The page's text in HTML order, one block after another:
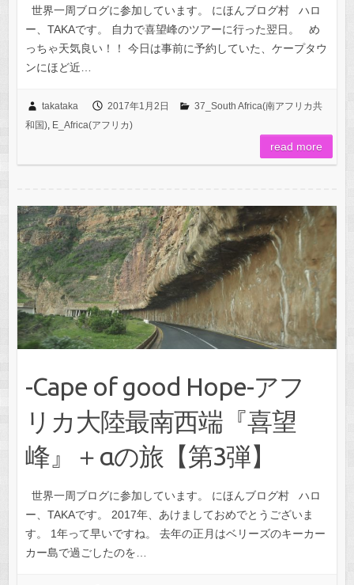
世界一周ブログに参加しています。 にほんブログ村 ハロ
ー、TAKAです。 自力で喜望峰のツアーに行った翌日。 め
っちゃ天気良い！！ 今日は事前に予約していた、ケープタウ
ンにほど近…
takataka 2017年1月2日
37_South Africa(南アフリカ共
和国), E_Africa(アフリカ)
read more
-Cape of good Hope-アフ
リカ大陸最南西端『喜望
峰』＋αの旅【第3弾】
世界一周ブログに参加しています。 にほんブログ村 ハロ
ー、TAKAです。 2017年、あけましておめでとうございま
す。 1年って早いですね。 去年の正月はベリーズのキーカー
カー島で過ごしたのを…